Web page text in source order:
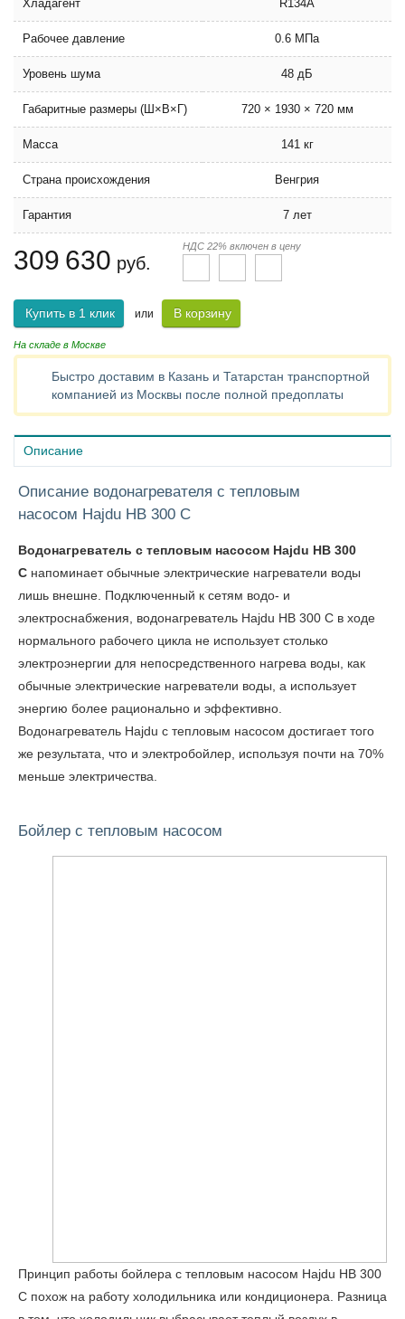
Хладагент R134A
Рабочее давление 0.6 МПа
Уровень шума 48 дБ
Габаритные размеры (Ш×В×Г) 720 × 1930 × 720 мм
Масса 141 кг
Страна происхождения Венгрия
Гарантия 7 лет
309 630 руб.
НДС 22% включен в цену
Купить в 1 клик или В корзину
На складе в Москве
Быстро доставим в Казань и Татарстан транспортной
компанией из Москвы после полной предоплаты
Описание
Описание водонагревателя с тепловым
насосом Hajdu HB 300 C
Водонагреватель с тепловым насосом Hajdu HB 300
C напоминает обычные электрические нагреватели воды
лишь внешне. Подключенный к сетям водо- и
электроснабжения, водонагреватель Hajdu HB 300 C в ходе
нормального рабочего цикла не использует столько
электроэнергии для непосредственного нагрева воды, как
обычные электрические нагреватели воды, а использует
энергию более рационально и эффективно.
Водонагреватель Hajdu с тепловым насосом достигает того
же результата, что и электробойлер, используя почти на 70%
меньше электричества.
Бойлер с тепловым насосом
Принцип работы бойлера с тепловым насосом Hajdu HB 300
C похож на работу холодильника или кондиционера. Разница